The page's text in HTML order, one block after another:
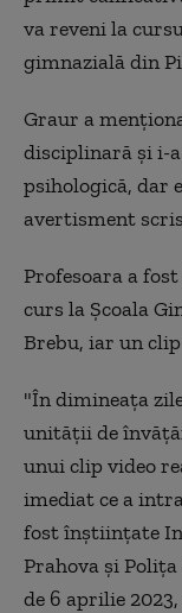
va reveni la
gimnazială din
Graur a
disciplinară şi i-
psihologică, dar
avertisment
Profesoara a
curs la Şcoala
Brebu, iar un
"În dimineaţa
unităţii de
unui clip video
imediat ce a
fost înştiinţate
Prahova şi
de 6 aprilie